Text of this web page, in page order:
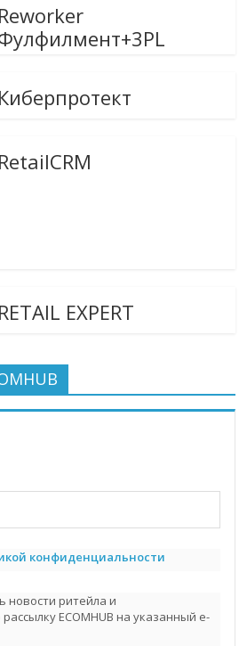
Reworker
Киберпротект
RetailCRM
RETAIL EXPERT
конфиденциальности
новости ритейла и
ECOMHUB на указанный e-